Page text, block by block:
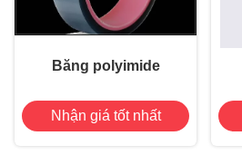
Băng polyimide
Nhận giá tốt nhất